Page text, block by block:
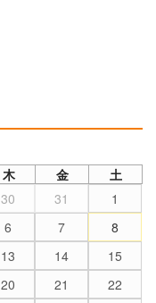
木 金
土
30 31
1
6 7
8
13 14
15
20 21
22